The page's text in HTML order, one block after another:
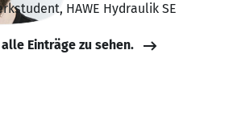
HAWE Hydraulik SE
Einträge zu sehen.